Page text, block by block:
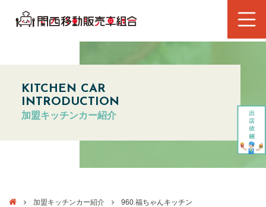
KITCHEN CAR
INTRODUCTION
加盟キッチンカー紹介
加盟キッチンカー紹介 960.福ちゃんキッチン